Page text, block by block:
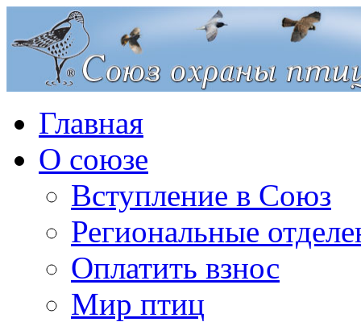
Главная
О союзе
Вступление в Союз
Региональные
Оплатить взнос
Мир птиц